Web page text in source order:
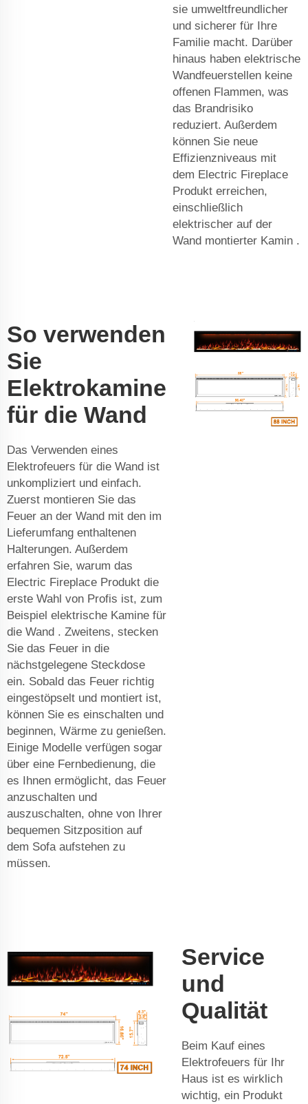
sie umweltfreundlicher
und sicherer für Ihre
Familie macht. Darüber
hinaus haben elektrische
Wandfeuerstellen keine
offenen Flammen, was
das Brandrisiko
reduziert. Außerdem
können Sie neue
Effizienzniveaus mit
dem Electric Fireplace
Produkt erreichen,
einschließlich
elektrischer auf der
Wand montierter Kamin .
So verwenden
Sie
Elektrokamine
für die Wand
Das Verwenden eines
Elektrofeuers für die Wand ist
unkompliziert und einfach.
Zuerst montieren Sie das
Feuer an der Wand mit den im
Lieferumfang enthaltenen
Halterungen. Außerdem
erfahren Sie, warum das
Electric Fireplace Produkt die
erste Wahl von Profis ist, zum
Beispiel elektrische Kamine für
die Wand . Zweitens, stecken
Sie das Feuer in die
nächstgelegene Steckdose
ein. Sobald das Feuer richtig
eingestöpselt und montiert ist,
können Sie es einschalten und
beginnen, Wärme zu genießen.
Einige Modelle verfügen sogar
über eine Fernbedienung, die
es Ihnen ermöglicht, das Feuer
anzuschalten und
auszuschalten, ohne von Ihrer
bequemen Sitzposition auf
dem Sofa aufstehen zu
müssen.
Service
und
Qualität
Beim Kauf eines
Elektrofeuers für Ihr
Haus ist es wirklich
wichtig, ein Produkt